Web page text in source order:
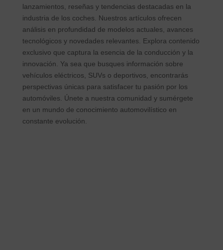
lanzamientos, reseñas y tendencias destacadas en la
industria de los coches. Nuestros artículos ofrecen
análisis en profundidad de modelos actuales, avances
tecnológicos y novedades relevantes. Explora contenido
exclusivo que captura la esencia de la conducción y la
innovación. Ya sea que busques información sobre
vehículos eléctricos, SUVs o deportivos, encontrarás
perspectivas únicas para satisfacer tu pasión por los
automóviles. Únete a nuestra comunidad y sumérgete
en un mundo de conocimiento automovilístico en
constante evolución.